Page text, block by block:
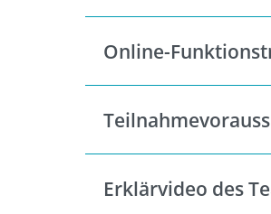
Online-
Erklärvideo des